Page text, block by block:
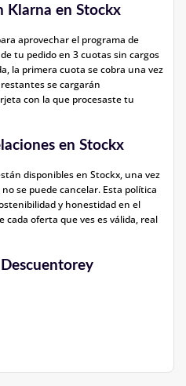
Klarna en Stockx
aprovechar el programa de
tu pedido en 3 cuotas sin cargos
la primera cuota se cobra una vez
se cargarán
con la que procesaste tu
en Stockx
disponibles en Stockx, una vez
se puede cancelar. Esta política
y honestidad en el
cada oferta que ves es válida, real